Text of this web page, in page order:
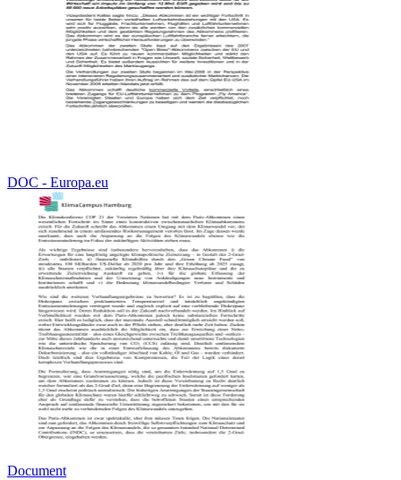
DOC - Europa.eu
Document